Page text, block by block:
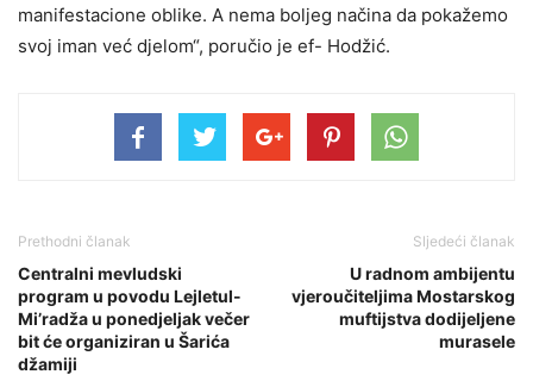
manifestacione oblike. A nema boljeg načina da pokažemo
svoj iman već djelom“, poručio je ef- Hodžić.
Prethodni članak
Centralni mevludski
program u povodu Lejletul-
Mi’radža u ponedjeljak večer
bit će organiziran u Šarića
džamiji
Sljedeći članak
U radnom ambijentu
vjeroučiteljima Mostarskog
muftijstva dodijeljene
murasele